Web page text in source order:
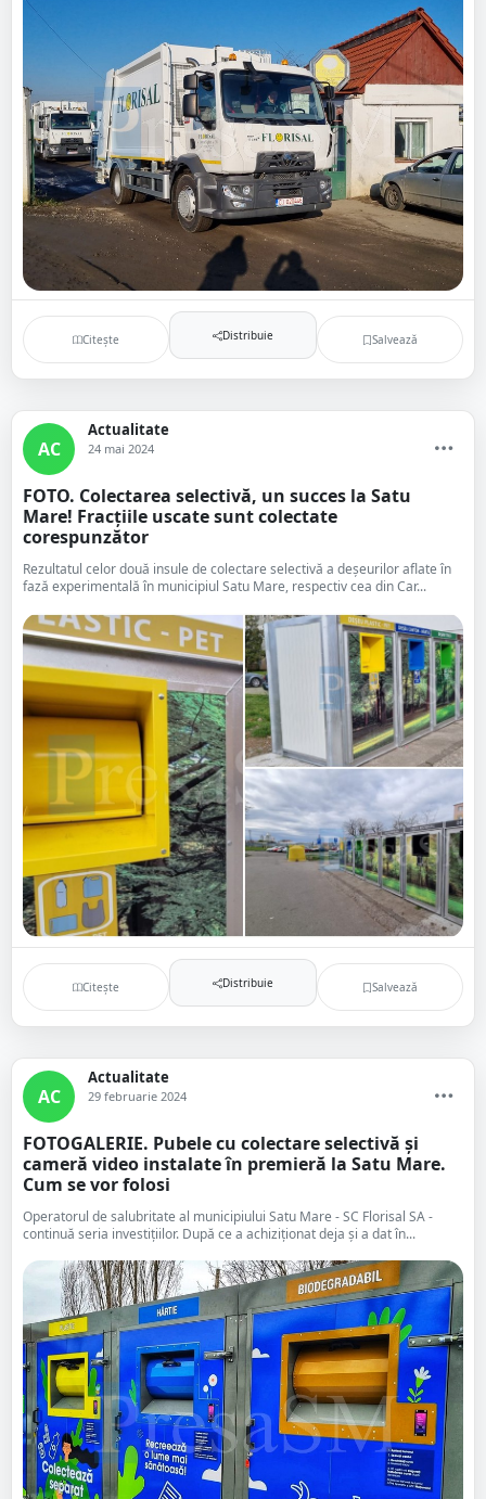
Citește Distribuie Salvează
AC
Actualitate
24 mai 2024
FOTO. Colectarea selectivă, un succes la Satu
Mare! Fracțiile uscate sunt colectate
corespunzător
Rezultatul celor două insule de colectare selectivă a deșeurilor aflate în
fază experimentală în municipiul Satu Mare, respectiv cea din Car...
Citește Distribuie Salvează
AC
Actualitate
29 februarie 2024
FOTOGALERIE. Pubele cu colectare selectivă și
cameră video instalate în premieră la Satu Mare.
Cum se vor folosi
Operatorul de salubritate al municipiului Satu Mare - SC Florisal SA -
continuă seria investițiilor. După ce a achiziționat deja și a dat în...